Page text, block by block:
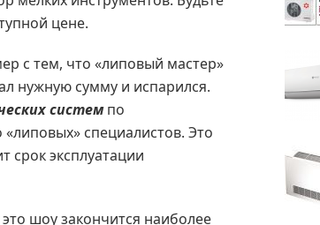
цене.
с тем, что «липовый мастер»
нужную сумму и испарился.
системпо
специалистов. Это
срок эксплуатации
шоу закончится наиболее